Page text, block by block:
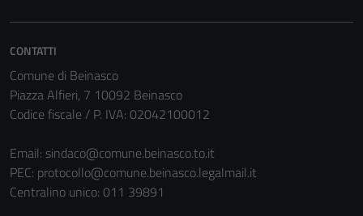
CONTATTI
Comune di Beinasco
Piazza Alfieri, 7 10092 Beinasco
Codice fiscale / P. IVA: 02042100012
Email: sindaco@comune.beinasco.to.it
PEC: protocollo@comune.beinasco.legalmail.it
Centralino unico: 011 39891